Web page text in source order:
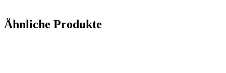
Ähnliche Produkte